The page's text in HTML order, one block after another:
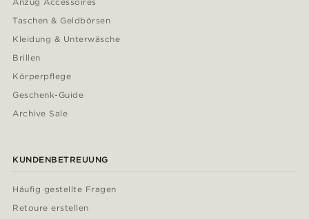
Taschen & Geldbörsen
Kleidung & Unterwäsche
Brillen
Körperpflege
Geschenk-Guide
Archive Sale
KUNDENBETREUUNG
Häufig gestellte Fragen
Retoure erstellen